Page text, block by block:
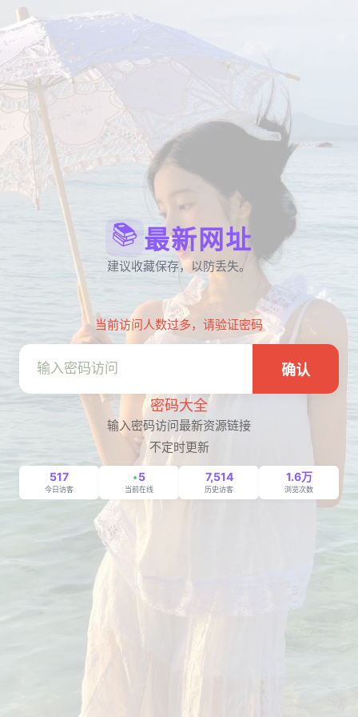
📚 最新网址
建议收藏保存，以防丢失。
当前访问人数过多，请验证密码
确认
密码大全
输入密码访问最新资源链接
不定时更新
517
今日访客
5
当前在线
7,514
历史访客
1.6万
浏览次数